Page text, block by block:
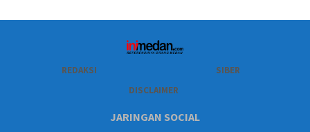
REDAKSI
SIBER
DISCLAIMER
JARINGAN SOCIAL